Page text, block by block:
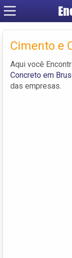
Cimento e
Aqui você
Concreto em
das empresas.